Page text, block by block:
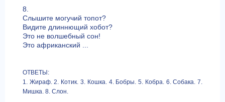
8.
Слышите могучий топот?
Видите длиннющий хобот?
Это не волшебный сон!
Это африканский ...
ОТВЕТЫ:
1. Жираф. 2. Котик. 3. Кошка. 4. Бобры. 5. Кобра. 6. Собака. 7.
Мишка. 8. Слон.